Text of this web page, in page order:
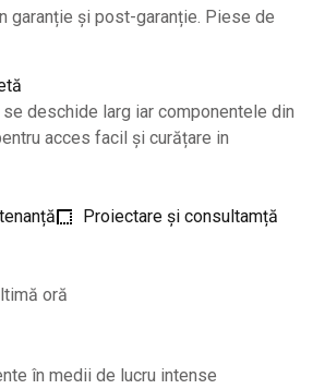
garanție și post-garanție. Piese de
deschide larg iar componentele din
acces facil și curățare in
Proiectare și consultamță
oră
în medii de lucru intense